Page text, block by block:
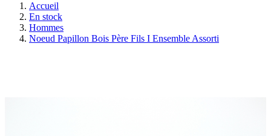
Accueil
En stock
Hommes
Noeud Papillon Bois Père Fils I Ensemble Assorti